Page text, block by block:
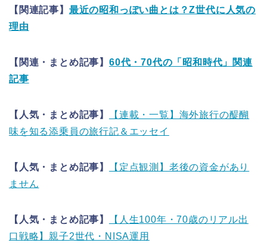
【関連記事】 最近の昭和っぽい曲とは？Z世代に人気の
理由
【関連・まとめ記事】 60代・70代の「昭和時代」関連
記事
【人気・まとめ記事】
【連載・一覧】海外旅行の醍醐
味を知る添乗員の旅行記＆エッセイ
【人気・まとめ記事】
【定点観測】老後の資金があり
ません
【人気・まとめ記事】
【人生100年・70歳のリアル出
口戦略】親子2世代・NISA運用